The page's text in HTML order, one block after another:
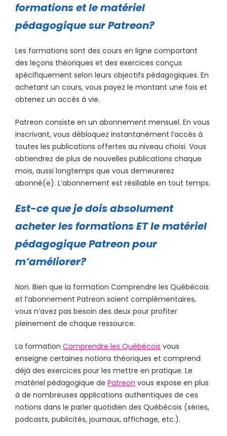
formations et le matériel
pédagogique sur Patreon?
Les formations sont des cours en ligne comportant
des leçons théoriques et des exercices conçus
spécifiquement selon leurs objectifs pédagogiques. En
achetant un cours, vous payez le montant une fois et
obtenez un accès à vie.
Patreon consiste en un abonnement mensuel. En vous
inscrivant, vous débloquez instantanément l’accès à
toutes les publications offertes au niveau choisi. Vous
obtiendrez de plus de nouvelles publications chaque
mois, aussi longtemps que vous demeurerez
abonné(e). L’abonnement est résiliable en tout temps.
Est-ce que je dois absolument
acheter les formations ET le matériel
pédagogique Patreon pour
m’améliorer?
Non. Bien que la formation Comprendre les Québécois
et l’abonnement Patreon soient complémentaires,
vous n’avez pas besoin des deux pour profiter
pleinement de chaque ressource.
La formation Comprendre les Québécois vous
enseigne certaines notions théoriques et comprend
déjà des exercices pour les mettre en pratique. Le
matériel pédagogique de Patreon vous expose en plus
à de nombreuses applications authentiques de ces
notions dans le parler quotidien des Québécois (séries,
podcasts, publicités, journaux, affichage, etc.).